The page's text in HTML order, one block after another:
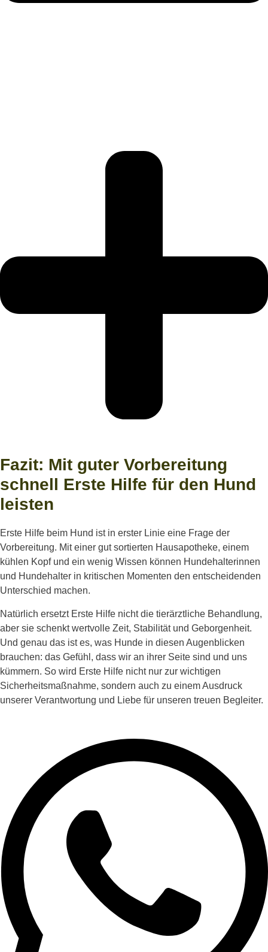
Fazit: Mit guter Vorbereitung
schnell Erste Hilfe für den Hund
leisten
Erste Hilfe beim Hund ist in erster Linie eine Frage der
Vorbereitung. Mit einer gut sortierten Hausapotheke, einem
kühlen Kopf und ein wenig Wissen können Hundehalterinnen
und Hundehalter in kritischen Momenten den entscheidenden
Unterschied machen.
Natürlich ersetzt Erste Hilfe nicht die tierärztliche Behandlung,
aber sie schenkt wertvolle Zeit, Stabilität und Geborgenheit.
Und genau das ist es, was Hunde in diesen Augenblicken
brauchen: das Gefühl, dass wir an ihrer Seite sind und uns
kümmern. So wird Erste Hilfe nicht nur zur wichtigen
Sicherheitsmaßnahme, sondern auch zu einem Ausdruck
unserer Verantwortung und Liebe für unseren treuen Begleiter.